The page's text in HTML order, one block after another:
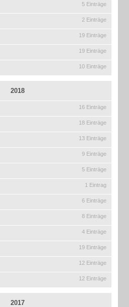
5 Einträge
2 Einträge
19 Einträge
19 Einträge
10 Einträge
2018
16 Einträge
18 Einträge
13 Einträge
9 Einträge
5 Einträge
1 Eintrag
6 Einträge
8 Einträge
4 Einträge
19 Einträge
12 Einträge
12 Einträge
2017